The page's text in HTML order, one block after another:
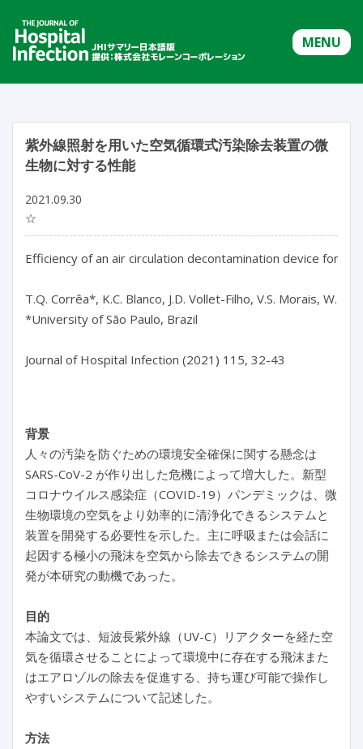
MENU
紫外線照射を用いた空気循環式汚染除去装置の微
生物に対する性能
2021.09.30
☆
Efficiency of an air circulation decontamination device for
T.Q. Corrêa*, K.C. Blanco, J.D. Vollet-Filho, V.S. Morais, W.R.
*University of São Paulo, Brazil
Journal of Hospital Infection (2021) 115, 32-43
背景
人々の汚染を防ぐための環境安全確保に関する懸念は
SARS-CoV-2 が作り出した危機によって増大した。新型
コロナウイルス感染症（COVID-19）パンデミックは、微
生物環境の空気をより効率的に清浄化できるシステムと
装置を開発する必要性を示した。主に呼吸または会話に
起因する極小の飛沫を空気から除去できるシステムの開
発が本研究の動機であった。
目的
本論文では、短波長紫外線（UV-C）リアクターを経た空
気を循環させることによって環境中に存在する飛沫また
はエアロゾルの除去を促進する、持ち運び可能で操作し
やすいシステムについて記述した。
方法